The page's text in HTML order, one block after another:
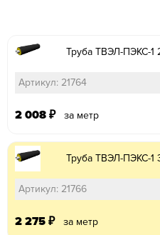
Труба ТВЭЛ-ПЭКС-1
Артикул: 21764
2 008 ₽ за метр
Труба ТВЭЛ-ПЭКС-1
Артикул: 21766
2 275 ₽ за метр